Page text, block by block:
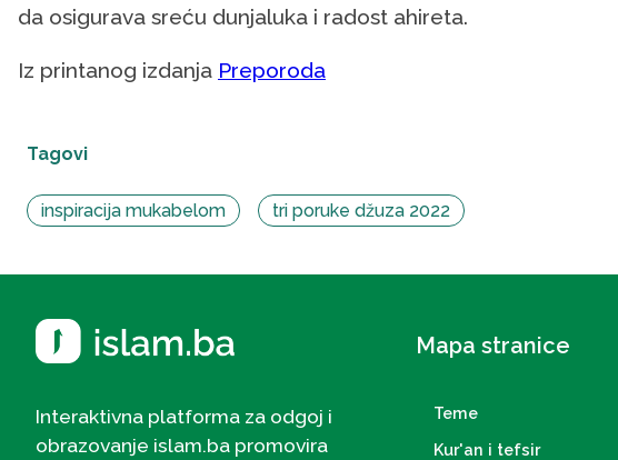
da osigurava sreću dunjaluka i radost ahireta.
Iz printanog izdanja Preporoda
Tagovi
inspiracija mukabelom tri poruke džuza 2022
Interaktivna platforma za odgoj i
obrazovanje islam.ba promovira
Mapa stranice
Teme
Kur'an i tefsir